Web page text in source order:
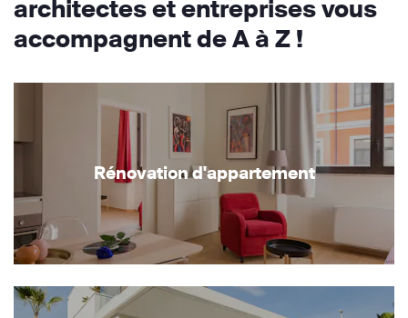
architectes et entreprises vous
accompagnent de A à Z !
Rénovation d'appartement